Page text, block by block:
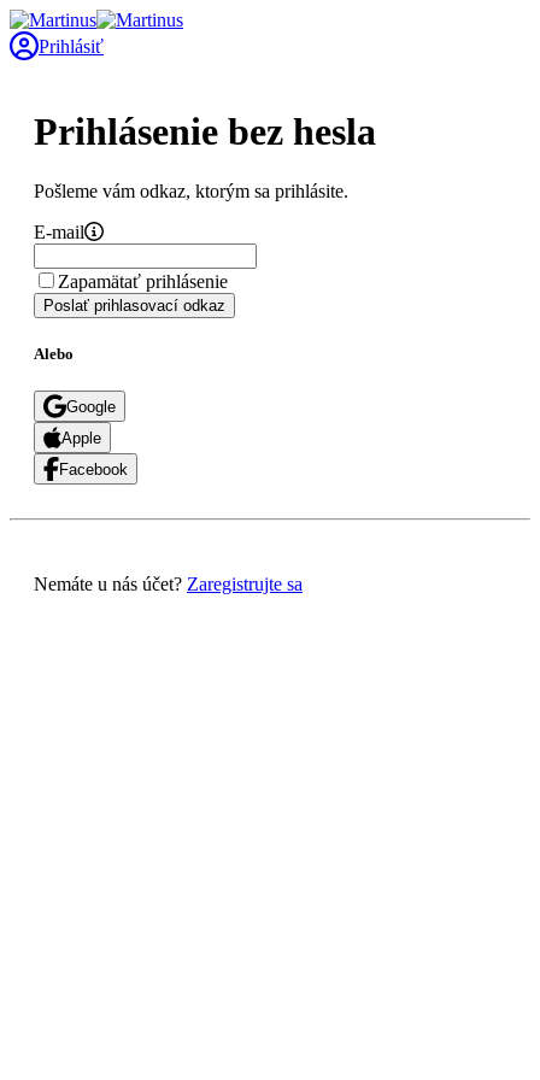
Prihlásiť
Prihlásenie bez hesla
Pošleme vám odkaz, ktorým sa prihlásite.
E-mail
Zapamätať prihlásenie
Poslať prihlasovací odkaz
Alebo
Google
Apple
Facebook
Nemáte u nás účet? Zaregistrujte sa